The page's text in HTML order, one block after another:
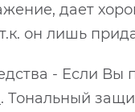
дает
он лишь
- Если Вы
. Тональный